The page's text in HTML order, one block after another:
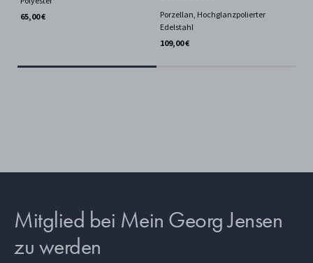
65,00 €
Porzellan, Hochglanzpolierter
Edelstahl
109,00 €
Mitglied bei Mein Georg Jensen
zu werden